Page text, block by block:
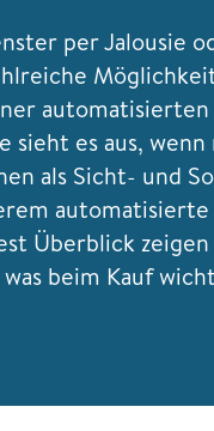
per Jalousie
sieht es aus, wenn
als Sicht- und
automatisierte
Überblick
beim Kauf